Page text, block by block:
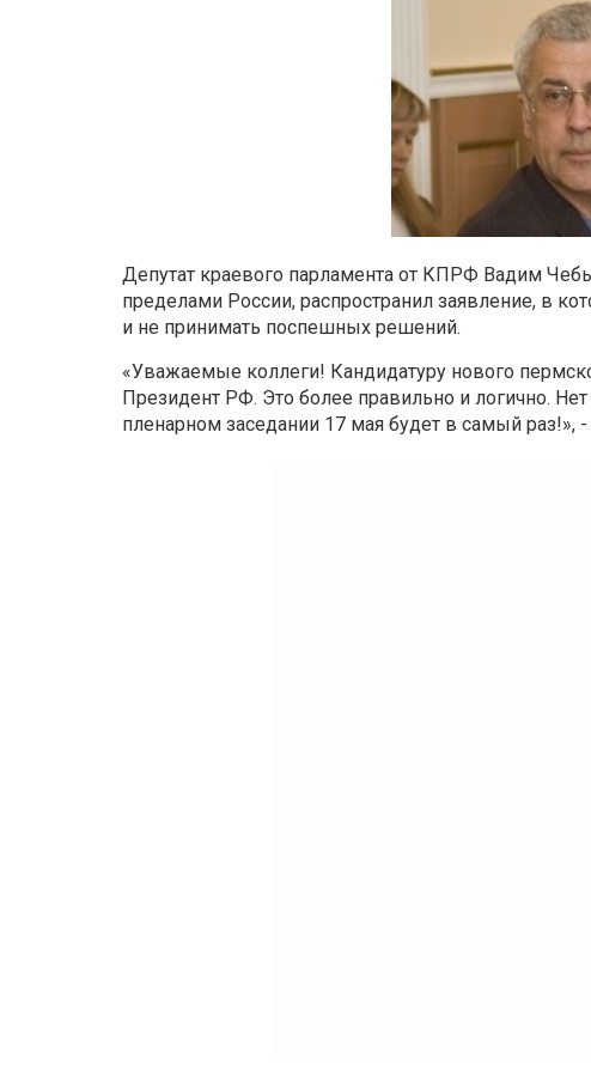
Депутат краевого парламента от КПРФ Вадим
пределами России, распространил заявление, в
и не принимать поспешных решений.
«Уважаемые коллеги! Кандидатуру нового
Президент РФ. Это более правильно и логично.
пленарном заседании 17 мая будет в самый раз!»,